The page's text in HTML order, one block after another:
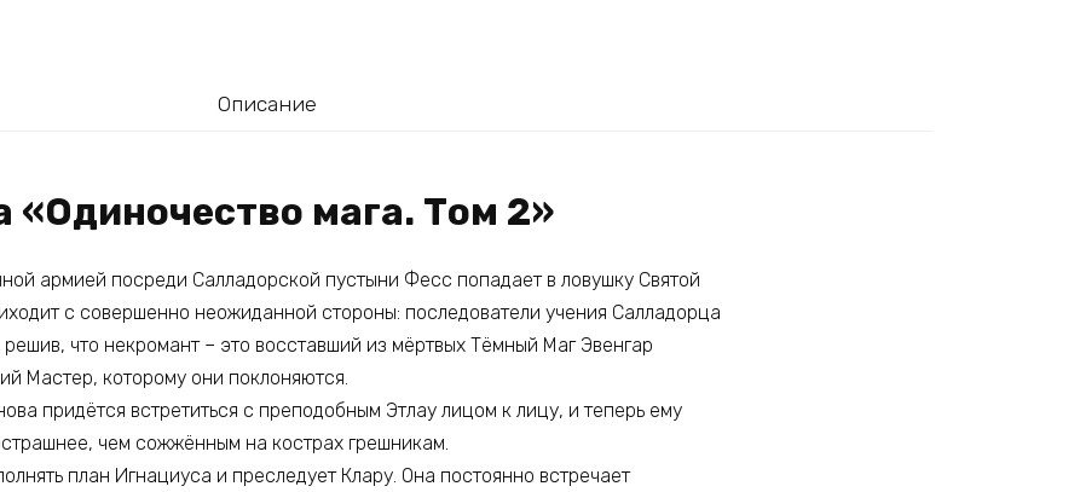
Описание
«Одиночество мага. Том 2»
армией посреди Салладорской пустыни Фесс попадает в ловушку Святой
с совершенно неожиданной стороны: последователи учения Салладорца
решив, что некромант – это восставший из мёртвых Тёмный Маг Эвенгар
Мастер, которому они поклоняются.
придётся встретиться с преподобным Этлау лицом к лицу, и теперь ему
чем сожжённым на кострах грешникам.
план Игнациуса и преследует Клару. Она постоянно встречает